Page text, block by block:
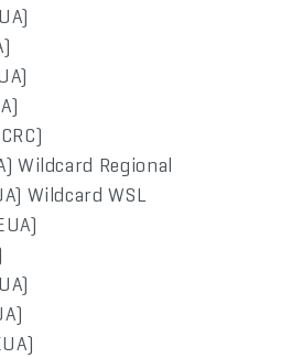
Wildcard Regional
Wildcard WSL